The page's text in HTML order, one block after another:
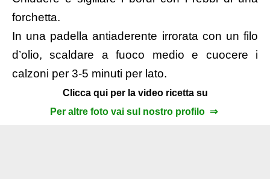
forchetta.
In una padella antiaderente irrorata con un filo
d’olio, scaldare a fuoco medio e cuocere i
calzoni per 3-5 minuti per lato.
Clicca qui per la video ricetta su
Per altre foto vai sul nostro profilo ⇒